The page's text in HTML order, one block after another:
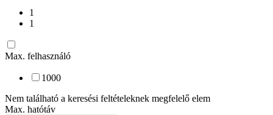
1
1
Max. felhasználó
1000
Nem található a keresési feltételeknek megfelelő elem
Max. hatótáv